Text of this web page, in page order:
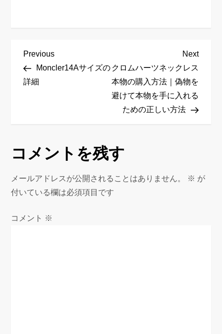
投
稿
ナ
ン
Previous
Post
Previous
Moncler14Aサイズの
詳細
Next
Next
クロムハーツネックレス
本物の購入方法｜偽物を
避けて本物を手に入れる
ための正しい方法
コメントを残す
メールアドレスが公開されることはありません。 ※ が
付いている欄は必須項目です
コメント ※